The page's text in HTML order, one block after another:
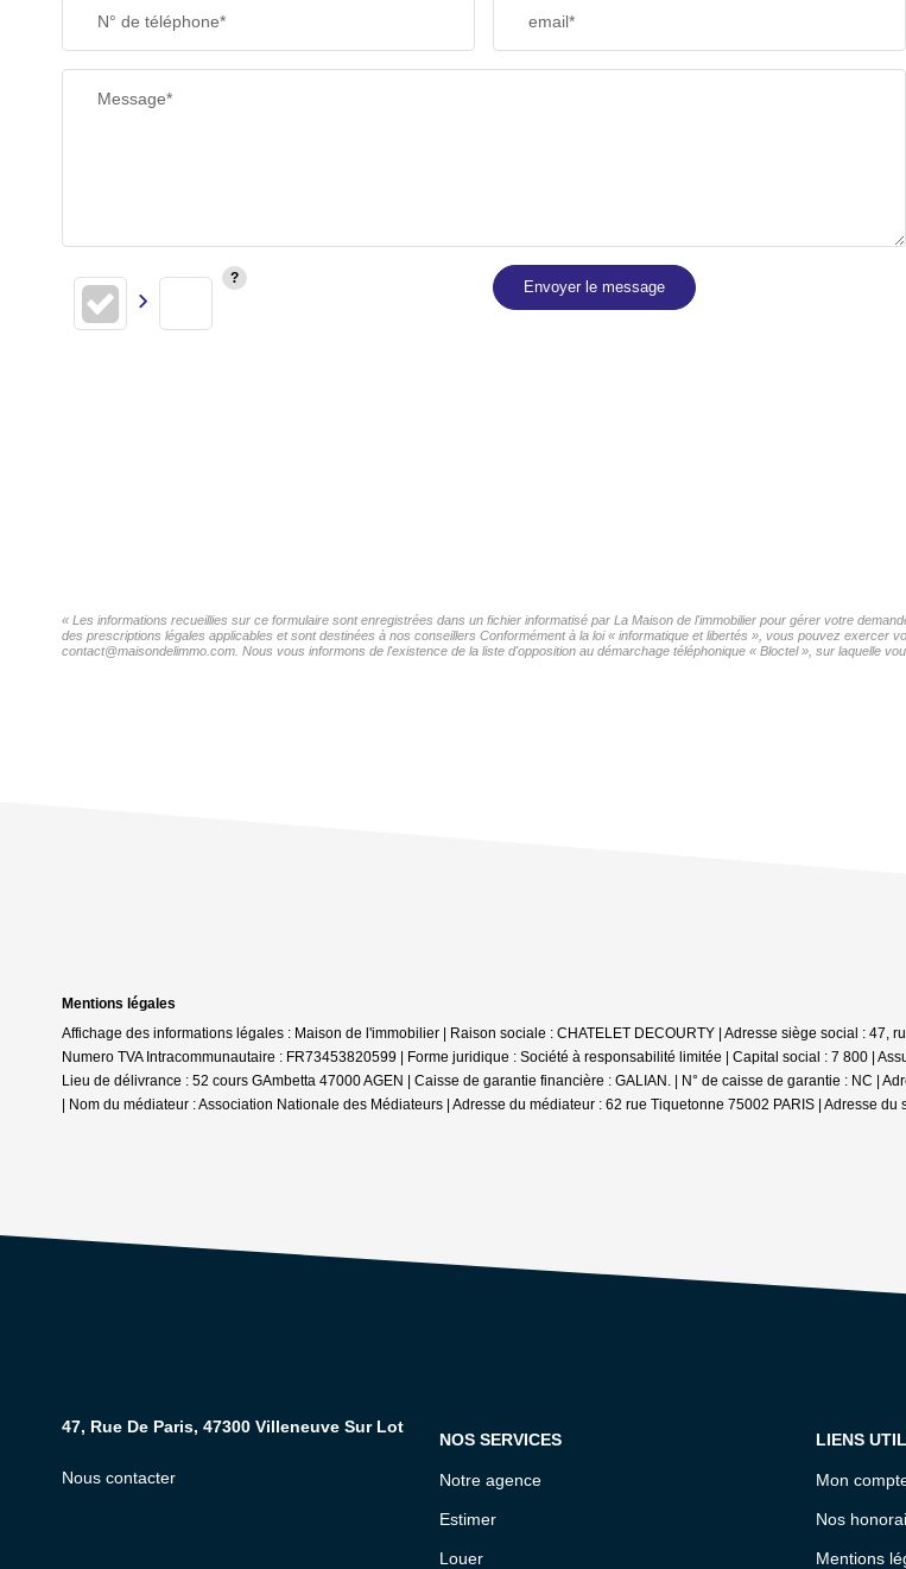
N° de téléphone* email*
Message*
Envoyer le message
« Les informations recueillies sur ce formulaire sont enregistrées dans un fichier informatisé par La Maison de l'immobilier pour gérer votre
des prescriptions légales applicables et sont destinées à nos conseillers Conformément à la loi « informatique et libertés », vous pouvez
contact@maisondelimmo.com. Nous vous informons de l'existence de la liste d'opposition au démarchage téléphonique « Bloctel », sur laquelle
Mentions légales
Affichage des informations légales : Maison de l'immobilier | Raison sociale : CHATELET DECOURTY | Adresse siège social : 47,
Numero TVA Intracommunautaire : FR73453820599 | Forme juridique : Société à responsabilité limitée | Capital social : 7 800 |
Lieu de délivrance : 52 cours GAmbetta 47000 AGEN | Caisse de garantie financière : GALIAN. | N° de caisse de garantie : NC |
| Nom du médiateur : Association Nationale des Médiateurs | Adresse du médiateur : 62 rue Tiquetonne 75002 PARIS | Adresse du
47, Rue De Paris, 47300 Villeneuve Sur Lot
Nous contacter
NOS SERVICES
Notre agence
Estimer
Louer
LIENS
Mon
Nos
Mentions